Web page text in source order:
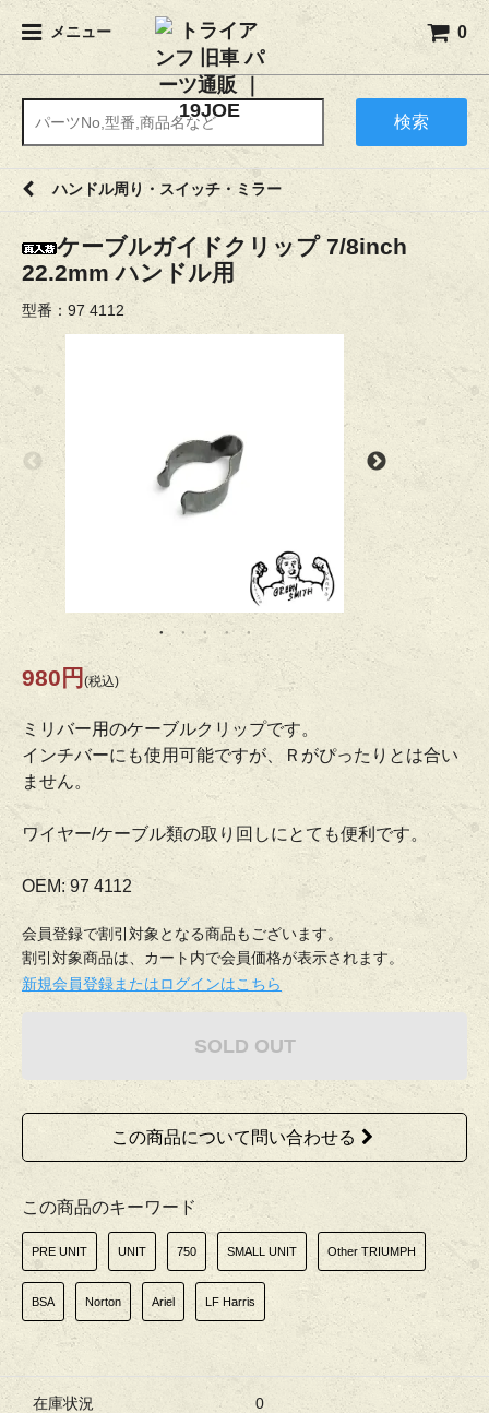
メニュー 0
検索
ハンドル周り・スイッチ・ミラー
ケーブルガイドクリップ 7/8inch
22.2mm ハンドル用
型番：97 4112
980円 (税込)
ミリバー用のケーブルクリップです。
インチバーにも使用可能ですが、Ｒがぴったりとは合い
ません。
ワイヤー/ケーブル類の取り回しにとても便利です。
OEM: 97 4112
会員登録で割引対象となる商品もございます。
割引対象商品は、カート内で会員価格が表示されます。
新規会員登録またはログインはこちら
SOLD OUT
この商品について問い合わせる
この商品のキーワード
PRE UNIT UNIT 750 SMALL UNIT Other TRIUMPH
BSA Norton Ariel LF Harris
在庫状況 0